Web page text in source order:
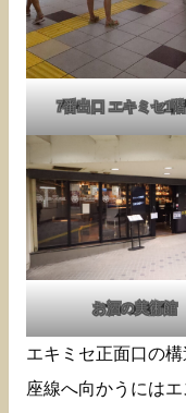
7番出口 エキミセ1
お酒の美術館
エキミセ正面口の
座線へ向かうには